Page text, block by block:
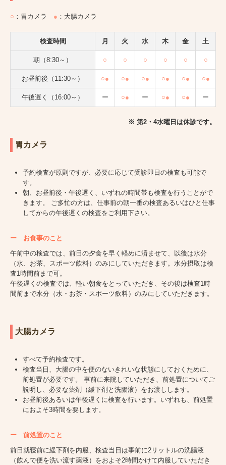
○ ：胃カメラ ● ：大腸カメラ
検査時間 月 火 水 木 金 土
朝（8:30～） ○ ○ ○ ○ ○ ○
お昼前後（11:30～） ○● ○● ○● ○● ○● ○●
午後遅く（16:00～） ー ○● ー ○● ○● ー
※ 第2・4水曜日は休診です。
胃カメラ
予約検査が原則ですが、必要に応じて受診即日の検査も可能で
す。
朝、お昼前後・午後遅く、いずれの時間帯も検査を行うことがで
きます。 ご多忙の方は、仕事前の朝一番の検査あるいはひと仕事
してからの午後遅くの検査をご利用下さい。
ー お食事のこと
午前中の検査では、前日の夕食を早く軽めに済ませて、以後は水分
（水、お茶、スポーツ飲料）のみにしていただきます。水分摂取は検
査1時間前まで可。
午後遅くの検査では、軽い朝食をとっていただき、その後は検査1時
間前まで水分（水・お茶・スポーツ飲料）のみにしていただきます。
大腸カメラ
すべて予約検査です。
検査当日、大腸の中を便のないきれいな状態にしておくために、
前処置が必要です。 事前に来院していただき、前処置についてご
説明し、必要な薬剤（緩下剤と洗腸液）をお渡しします。
お昼前後あるいは午後遅くに検査を行います。いずれも、前処置
におよそ3時間を要します。
ー 前処置のこと
前日就寝前に緩下剤を内服、検査当日は事前に2リットルの洗腸液
（飲んで便を洗い流す薬液）をおよそ2時間かけて内服していただき